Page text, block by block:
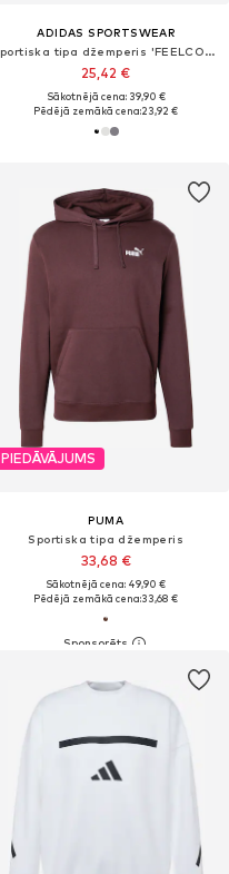
ADIDAS SPORTSWEAR
Sportiska tipa džemperis 'FEELCOZY'
25,42 €
Sākotnējā cena: 39,90 €
Pēdējā zemākā cena:23,92 €
PIEDĀVĀJUMS
PUMA
Sportiska tipa džemperis
33,68 €
Sākotnējā cena: 49,90 €
Pēdējā zemākā cena:33,68 €